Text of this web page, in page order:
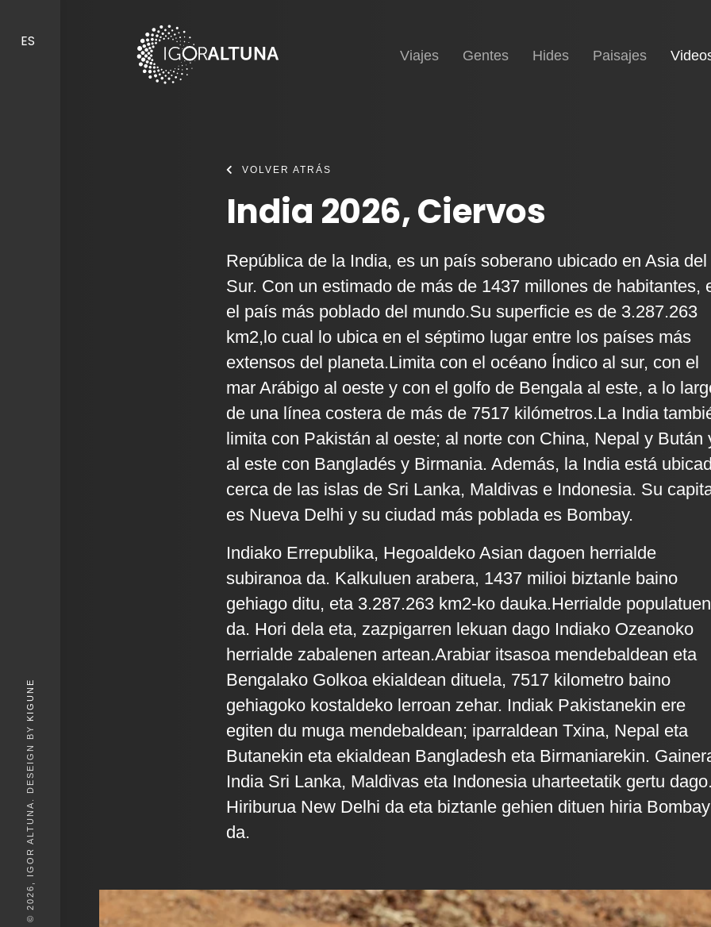
ES
© 2026, IGOR ALTUNA. DESEIGN BY
KIGUNE
Inicio
Viajes Gentes Hides Paisajes
VOLVER ATRÁS
India 2026, Ciervos
República de la India, es un país soberano ubicado en Asia del
Sur. Con un estimado de más de 1437 millones de habitantes,
el país más poblado del mundo.Su superficie es de 3.287.263
km2,lo cual lo ubica en el séptimo lugar entre los países más
extensos del planeta.Limita con el océano Índico al sur, con el
mar Arábigo al oeste y con el golfo de Bengala al este, a lo
de una línea costera de más de 7517 kilómetros.La India
limita con Pakistán al oeste; al norte con China, Nepal y Bután
al este con Bangladés y Birmania. Además, la India está
cerca de las islas de Sri Lanka, Maldivas e Indonesia. Su
es Nueva Delhi y su ciudad más poblada es Bombay.
Indiako Errepublika, Hegoaldeko Asian dagoen herrialde
subiranoa da. Kalkuluen arabera, 1437 milioi biztanle baino
gehiago ditu, eta 3.287.263 km2-ko dauka.Herrialde
da. Hori dela eta, zazpigarren lekuan dago Indiako Ozeanoko
herrialde zabalenen artean.Arabiar itsasoa mendebaldean eta
Bengalako Golkoa ekialdean dituela, 7517 kilometro baino
gehiagoko kostaldeko lerroan zehar. Indiak Pakistanekin ere
egiten du muga mendebaldean; iparraldean Txina, Nepal eta
Butanekin eta ekialdean Bangladesh eta Birmaniarekin.
India Sri Lanka, Maldivas eta Indonesia uharteetatik gertu
Hiriburua New Delhi da eta biztanle gehien dituen hiria Bombay
da.